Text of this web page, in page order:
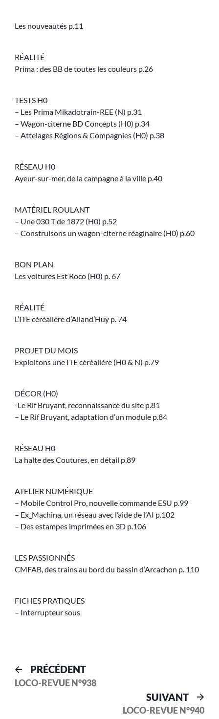
Les nouveautés p.11
RÉALITÉ
Prima : des BB de toutes les couleurs p.26
TESTS H0
– Les Prima Mikadotrain-REE (N) p.31
– Wagon-citerne BD Concepts (H0) p.34
– Attelages Régions & Compagnies (H0) p.38
RÉSEAU H0
Ayeur-sur-mer, de la campagne à la ville p.40
MATÉRIEL ROULANT
– Une 030 T de 1872 (H0) p.52
– Construisons un wagon-citerne réaginaire (H0) p.60
BON PLAN
Les voitures Est Roco (H0) p. 67
RÉALITÉ
L’ITE céréalière d’Alland’Huy p. 74
PROJET DU MOIS
Exploitons une ITE céréalière (H0 & N) p.79
DÉCOR (H0)
-Le Rif Bruyant, reconnaissance du site p.81
– Le Rif Bruyant, adaptation d’un module p.84
RÉSEAU H0
La halte des Coutures, en détail p.89
ATELIER NUMÉRIQUE
– Mobile Control Pro, nouvelle commande ESU p.99
– Ex_Machina, un réseau avec l’aide de l’AI p.102
– Des estampes imprimées en 3D p.106
LES PASSIONNÉS
CMFAB, des trains au bord du bassin d’Arcachon p. 110
FICHES PRATIQUES
– Interrupteur sous
PRÉCÉDENT
LOCO-REVUE N°938
SUIVANT
LOCO-REVUE N°940